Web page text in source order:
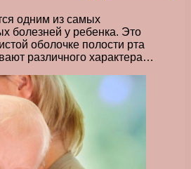
одним из самых
болезней у ребенка. Это
оболочке полости рта
различного характера…